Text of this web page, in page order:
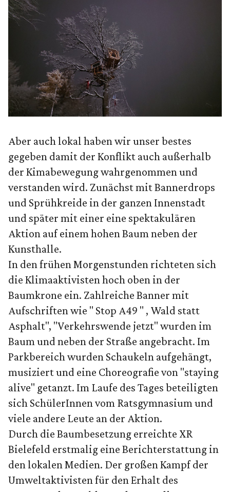
Aber auch lokal haben wir unser bestes
gegeben damit der Konflikt auch außerhalb
der Kimabewegung wahrgenommen und
verstanden wird. Zunächst mit Bannerdrops
und Sprühkreide in der ganzen Innenstadt
und später mit einer eine spektakulären
Aktion auf einem hohen Baum neben der
Kunsthalle.
In den frühen Morgenstunden richteten sich
die Klimaaktivisten hoch oben in der
Baumkrone ein. Zahlreiche Banner mit
Aufschriften wie " Stop A49 " , Wald statt
Asphalt", "Verkehrswende jetzt" wurden im
Baum und neben der Straße angebracht. Im
Parkbereich wurden Schaukeln aufgehängt,
musiziert und eine Choreografie von "staying
alive" getanzt. Im Laufe des Tages beteiligten
sich SchülerInnen vom Ratsgymnasium und
viele andere Leute an der Aktion.
Durch die Baumbesetzung erreichte XR
Bielefeld erstmalig eine Berichterstattung in
den lokalen Medien. Der großen Kampf der
Umweltaktivisten für den Erhalt des